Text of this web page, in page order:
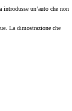
un’auto che non
La dimostrazione che